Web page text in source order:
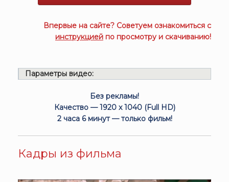
Впервые на сайте? Советуем ознакомиться с
инструкцией по просмотру и скачиванию!
Параметры видео:
Без рекламы!
Качество — 1920 x 1040 (Full HD)
2 часа 6 минут — только фильм!
Кадры из фильма